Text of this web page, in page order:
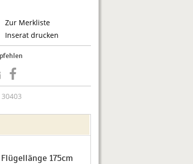
Zur Merkliste
Inserat drucken
30403
175cm